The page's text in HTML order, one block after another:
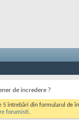
de incredere ?
5 întrebări din formularul
forumisti.